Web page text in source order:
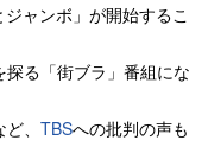
ャンボ」が開始するこ
探る「街ブラ」番組にな
、 TBSへの批判の声も